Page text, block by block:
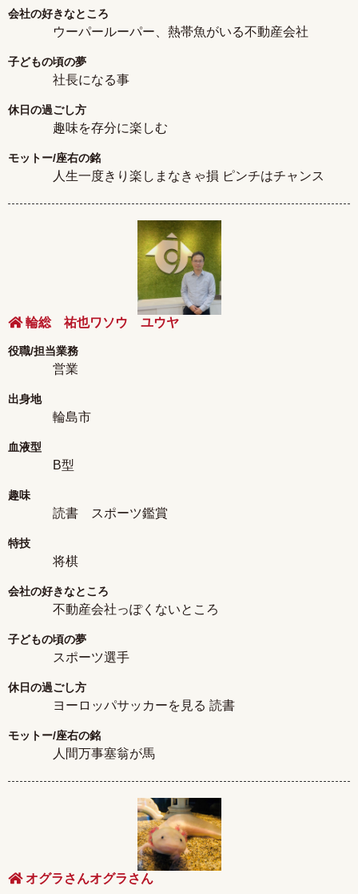
会社の好きなところ
ウーパールーパー、熱帯魚がいる不動産会社
子どもの頃の夢
社長になる事
休日の過ごし方
趣味を存分に楽しむ
モットー/座右の銘
人生一度きり楽しまなきゃ損 ピンチはチャンス
輪総 祐也ワソウ ユウヤ
役職/担当業務
営業
出身地
輪島市
血液型
B型
趣味
読書 スポーツ鑑賞
特技
将棋
会社の好きなところ
不動産会社っぽくないところ
子どもの頃の夢
スポーツ選手
休日の過ごし方
ヨーロッパサッカーを見る 読書
モットー/座右の銘
人間万事塞翁が馬
オグラさんオグラさん